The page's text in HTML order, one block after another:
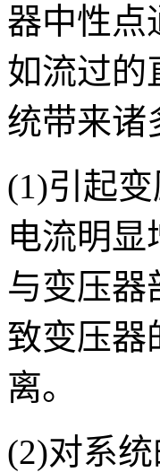
器中性点
如流过的
统带来诸
(1)引起
电流明
与变压器
致变压器
离。
(2)对系